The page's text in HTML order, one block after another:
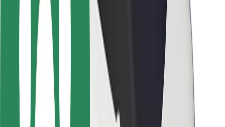
Bezpečnosť cestujúcich
Bezpečnosť vodičov
Bezpečnosť na kolobežkách
Bezpečnostný lab
Mestá
Lokality
Riešenia pre mestá